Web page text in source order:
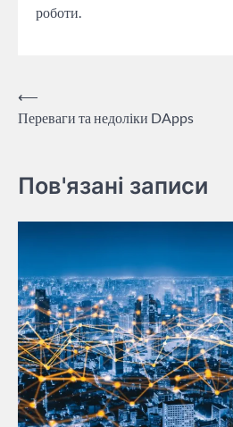
роботи.
Навігація
записів
⟵
Переваги та недоліки DApps
Пов'язані записи